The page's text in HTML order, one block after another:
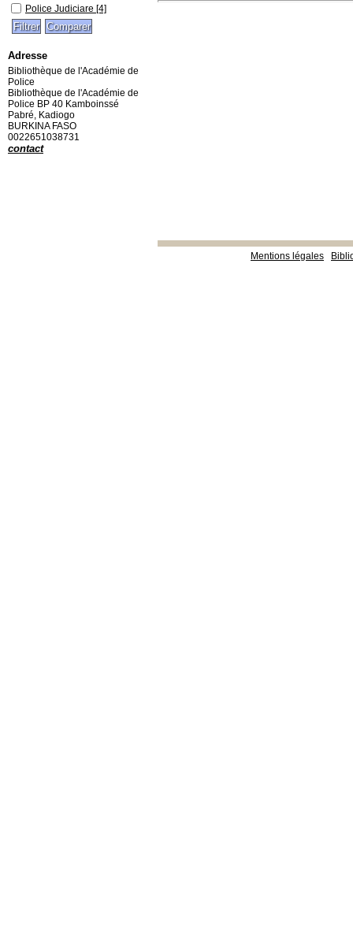
Mentions légales
Police Judiciare [4]
Adresse
Bibliothèque de l'Académie de
Police
Bibliothèque de l'Académie de
Police BP 40 Kamboinssé
Pabré, Kadiogo
BURKINA FASO
0022651038731
contact